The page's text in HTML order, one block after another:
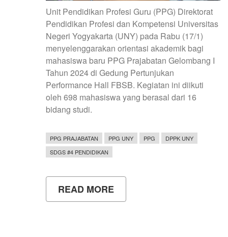
Unit Pendidikan Profesi Guru (PPG) Direktorat
Pendidikan Profesi dan Kompetensi Universitas
Negeri Yogyakarta (UNY) pada Rabu (17/1)
menyelenggarakan orientasi akademik bagi
mahasiswa baru PPG Prajabatan Gelombang I
Tahun 2024 di Gedung Pertunjukan
Performance Hall FBSB. Kegiatan ini diikuti
oleh 698 mahasiswa yang berasal dari 16
bidang studi.
PPG PRAJABATAN PPG UNY PPG
DPPK UNY
SDGS #4 PENDIDIKAN
READ MORE
698